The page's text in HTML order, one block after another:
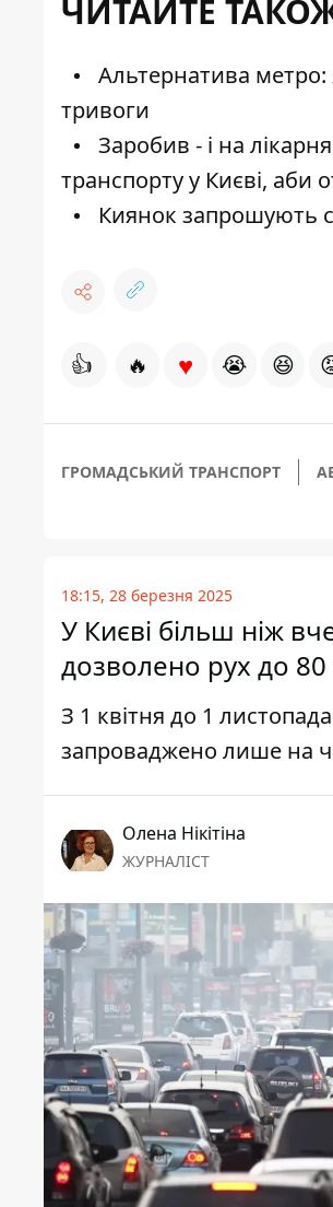
ЧИТАЙТЕ
Альтернатива метро:
тривоги
Заробив - і на
транспорту у Києві, аби
Киянок запрошують
👍 🔥 ♥ 😭 😆
ГРОМАДСЬКИЙ ТРАНСПОРТ
18:15, 28 березня 2025
У Києві більш ніж
дозволено рух до
З 1 квітня до 1
запроваджено лише на
Олена Нікітіна
ЖУРНАЛІСТ